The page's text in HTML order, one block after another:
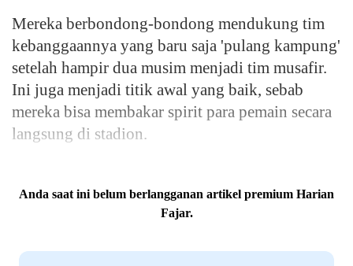
Mereka berbondong-bondong mendukung tim
kebanggaannya yang baru saja 'pulang kampung'
setelah hampir dua musim menjadi tim musafir.
Ini juga menjadi titik awal yang baik, sebab
mereka bisa membakar spirit para pemain secara
langsung di stadion.
Anda saat ini belum berlangganan artikel premium Harian
Fajar.